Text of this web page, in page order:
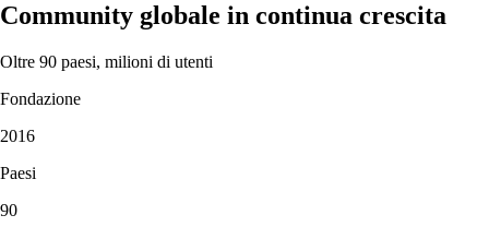
Community globale in continua crescita
Oltre 90 paesi, milioni di utenti
Fondazione
2016
Paesi
90